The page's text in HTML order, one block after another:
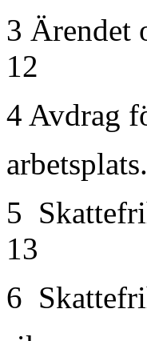
3 Ärendet
12
4 Avdrag
5
13
6